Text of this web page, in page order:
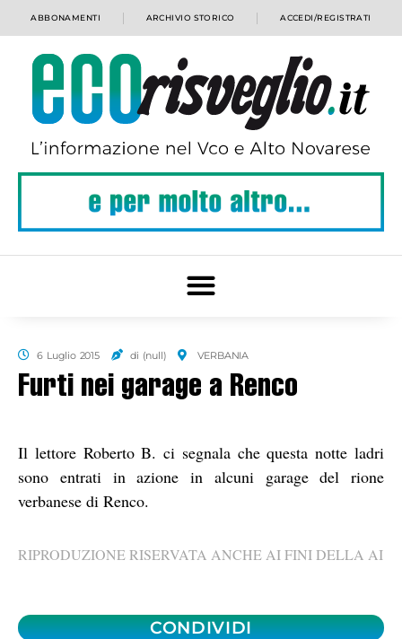
ABBONAMENTI ARCHIVIO STORICO ACCEDI/REGISTRATI
6 Luglio 2015 di (null) VERBANIA
Furti nei garage a Renco
Il lettore Roberto B. ci segnala che questa notte ladri
sono entrati in azione in alcuni garage del rione
verbanese di Renco.
RIPRODUZIONE RISERVATA ANCHE AI FINI DELLA AI
CONDIVIDI